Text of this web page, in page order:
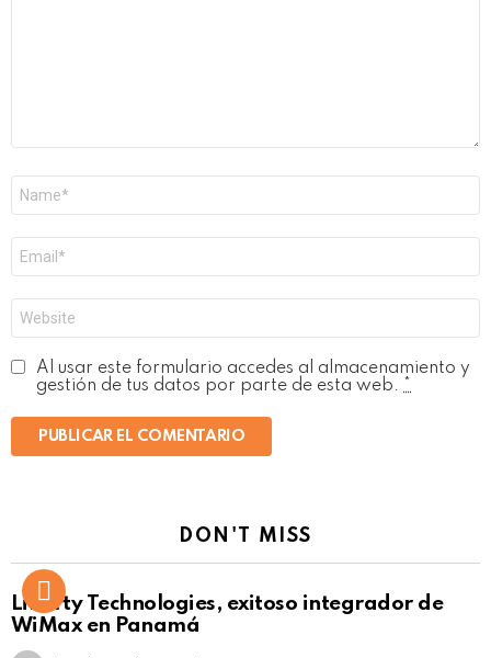
electrónico
*
Al usar este formulario accedes al almacenamiento y
gestión de tus datos por parte de esta web.
DON'T MISS
Liberty Technologies, exitoso integrador de
WiMax en Panamá